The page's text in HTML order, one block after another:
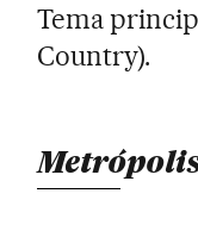
Tema
Country).